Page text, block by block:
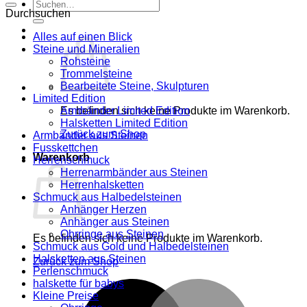
Suche
nach:
Es befinden sich keine Produkte im Warenkorb.
Zurück zum Shop
Warenkorb
Es befinden sich keine Produkte im Warenkorb.
Zurück zum Shop
Durchsuchen
Alles auf einen Blick
Steine und Mineralien
Rohsteine
Trommelsteine
Bearbeitete Steine, Skulpturen
Limited Edition
Armbänder Limited Edition
Halsketten Limited Edition
Armbänder aus Steinen
Fusskettchen
Herrenschmuck
Herrenarmbänder aus Steinen
Herrenhalsketten
Schmuck aus Halbedelsteinen
Anhänger Herzen
Anhänger aus Steinen
Ohrringe aus Steinen
Schmuck aus Gold und Halbedelsteinen
Halsketten aus Steinen
Perlenschmuck
halskette für babys
Kleine Preise